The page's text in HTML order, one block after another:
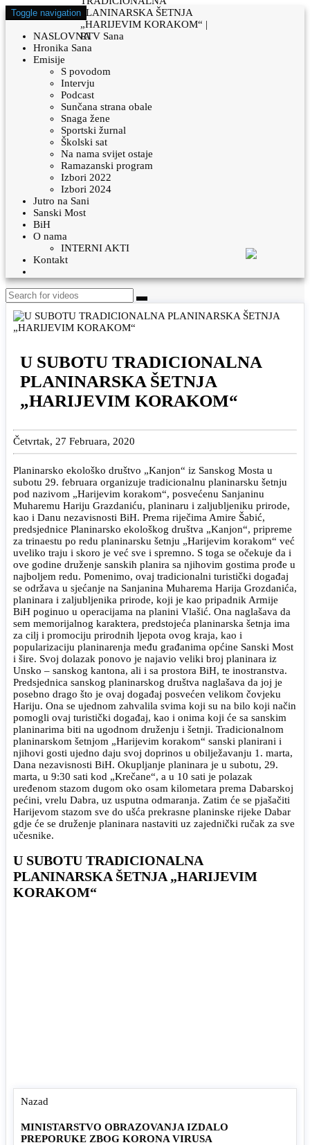
Toggle navigation
NASLOVNA
Hronika Sana
Emisije
S povodom
Intervju
Podcast
Sunčana strana obale
Snaga žene
Sportski žurnal
Školski sat
Na nama svijet ostaje
Ramazanski program
Izbori 2022
Izbori 2024
Jutro na Sani
Sanski Most
BiH
O nama
INTERNI AKTI
Kontakt
U SUBOTU TRADICIONALNA
PLANINARSKA ŠETNJA
„HARIJEVIM KORAKOM“
Četvrtak, 27 Februara, 2020
Planinarsko ekološko društvo „Kanjon“ iz Sanskog Mosta u
subotu 29. februara organizuje tradicionalnu planinarsku šetnju
pod nazivom „Harijevim korakom“, posvećenu Sanjaninu
Muharemu Hariju Grazdaniću, planinaru i zaljubljeniku prirode,
kao i Danu nezavisnosti BiH. Prema riječima Amire Šabić,
predsjednice Planinarsko ekološkog društva „Kanjon“, pripreme
za trinaestu po redu planinarsku šetnju „Harijevim korakom“ već
uveliko traju i skoro je već sve i spremno. S toga se očekuje da i
ove godine druženje sanskih planira sa njihovim gostima prođe u
najboljem redu. Pomenimo, ovaj tradicionalni turistički događaj
se održava u sjećanje na Sanjanina Muharema Harija Grozdanića,
planinara i zaljubljenika prirode, koji je kao pripadnik Armije
BiH poginuo u operacijama na planini Vlašić. Ona naglašava da
sem memorijalnog karaktera, predstojeća planinarska šetnja ima
za cilj i promociju prirodnih ljepota ovog kraja, kao i
popularizaciju planinarenja među građanima općine Sanski Most
i šire. Svoj dolazak ponovo je najavio veliki broj planinara iz
Unsko – sanskog kantona, ali i sa prostora BiH, te inostranstva.
Predsjednica sanskog planinarskog društva naglašava da joj je
posebno drago što je ovaj događaj posvećen velikom čovjeku
Hariju. Ona se ujednom zahvalila svima koji su na bilo koji način
pomogli ovaj turistički događaj, kao i onima koji će sa sanskim
planinarima biti na ugodnom druženju i šetnji. Tradicionalnom
planinarskom šetnjom „Harijevim korakom“ sanski planirani i
njihovi gosti ujedno daju svoj doprinos u obilježavanju 1. marta,
Dana nezavisnosti BiH. Okupljanje planinara je u subotu, 29.
marta, u 9:30 sati kod „Krečane“, a u 10 sati je polazak
uređenom stazom dugom oko osam kilometara prema Dabarskoj
pećini, vrelu Dabra, uz usputna odmaranja. Zatim će se pjašačiti
Harijevom stazom sve do ušća prekrasne planinske rijeke Dabar
gdje će se druženje planinara nastaviti uz zajednički ručak za sve
učesnike.
U SUBOTU TRADICIONALNA
PLANINARSKA ŠETNJA „HARIJEVIM
KORAKOM“
Nazad
MINISTARSTVO OBRAZOVANJA IZDALO
PREPORUKE ZBOG KORONA VIRUSA